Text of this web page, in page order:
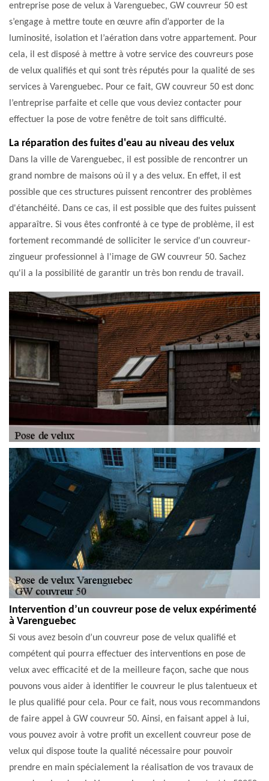
entreprise pose de velux à Varenguebec, GW couvreur 50 est
s’engage à mettre toute en œuvre afin d’apporter de la
luminosité, isolation et l’aération dans votre appartement. Pour
cela, il est disposé à mettre à votre service des couvreurs pose
de velux qualifiés et qui sont très réputés pour la qualité de ses
services à Varenguebec. Pour ce fait, GW couvreur 50 est donc
l’entreprise parfaite et celle que vous deviez contacter pour
effectuer la pose de votre fenêtre de toit sans difficulté.
La réparation des fuites d'eau au niveau des velux
Dans la ville de Varenguebec, il est possible de rencontrer un
grand nombre de maisons où il y a des velux. En effet, il est
possible que ces structures puissent rencontrer des problèmes
d'étanchéité. Dans ce cas, il est possible que des fuites puissent
apparaître. Si vous êtes confronté à ce type de problème, il est
fortement recommandé de solliciter le service d'un couvreur-
zingueur professionnel à l'image de GW couvreur 50. Sachez
qu'il a la possibilité de garantir un très bon rendu de travail.
Intervention d’un couvreur pose de velux expérimenté
à Varenguebec
Si vous avez besoin d’un couvreur pose de velux qualifié et
compétent qui pourra effectuer des interventions en pose de
velux avec efficacité et de la meilleure façon, sache que nous
pouvons vous aider à identifier le couvreur le plus talentueux et
le plus qualifié pour cela. Pour ce fait, nous vous recommandons
de faire appel à GW couvreur 50. Ainsi, en faisant appel à lui,
vous pouvez avoir à votre profit un excellent couvreur pose de
velux qui dispose toute la qualité nécessaire pour pouvoir
prendre en main spécialement la réalisation de vos travaux de